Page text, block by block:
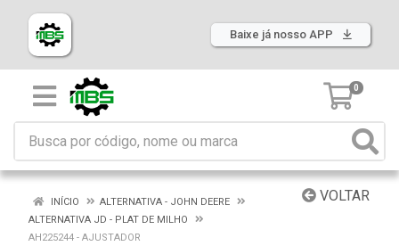
Baixe já nosso APP
0
VOLTAR
INÍCIO
ALTERNATIVA - JOHN DEERE
ALTERNATIVA JD - PLAT DE MILHO
AH225244 - AJUSTADOR